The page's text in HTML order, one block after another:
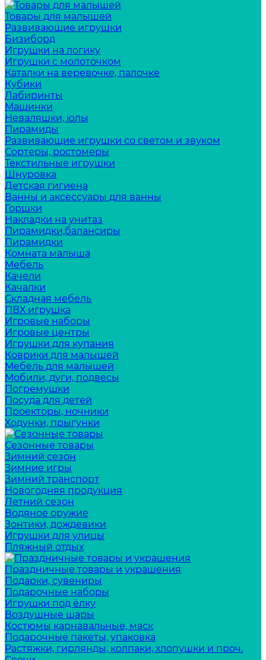
Товары для малышей
Развивающие игрушки
Бизиборд
Игрушки на логику
Игрушки с молоточком
Каталки на веревочке, палочке
Кубики
Лабиринты
Машинки
Неваляшки, юлы
Пирамиды
Развивающие игрушки со светом и звуком
Сортеры, ростомеры
Текстильные игрушки
Шнуровка
Детская гигиена
Ванны и аксессуары для ванны
Горшки
Накладки на унитаз
Пирамидки,балансиры
Пирамидки
Комната малыша
Мебель
Качели
Качалки
Складная мебель
ПВХ игрушка
Игровые наборы
Игровые центры
Игрушки для купания
Коврики для малышей
Мебель для малышей
Мобили, дуги, подвесы
Погремушки
Посуда для детей
Проекторы, ночники
Ходунки, прыгунки
Сезонные товары
Зимний сезон
Зимние игры
Зимний транспорт
Новогодняя продукция
Летний сезон
Водяное оружие
Зонтики, дождевики
Игрушки для улицы
Пляжный отдых
Праздничные товары и украшения
Подарки, сувениры
Подарочные наборы
Игрушки под ёлку
Воздушные шары
Костюмы карнавальные, маск
Подарочные пакеты, упаковка
Растяжки, гирлянды, колпаки, хлопушки и проч.